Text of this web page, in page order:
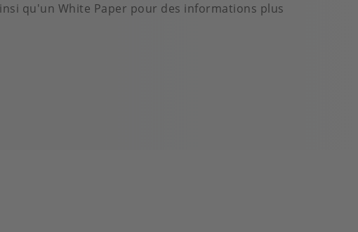
qu'un White Paper pour des informations plus